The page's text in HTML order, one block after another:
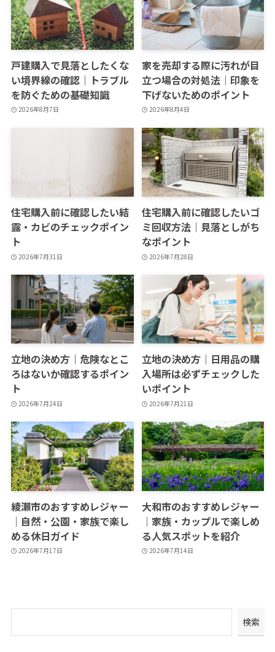
戸建購入で見落としたくな
い境界線の確認｜トラブル
を防ぐための基礎知識
2026年8月7日
家を売却する際に汚れが目
立つ場合の対処法｜印象を
下げないためのポイント
2026年8月4日
住宅購入前に確認したい結
露・カビのチェックポイン
ト
2026年7月31日
住宅購入前に確認したいゴ
ミ回収方法｜見落としがち
なポイント
2026年7月28日
立地の決め方｜危険なとこ
ろはないか確認するポイン
ト
2026年7月24日
立地の決め方｜日用品の購
入場所は必ずチェックした
いポイント
2026年7月21日
綾瀬市のおすすめレジャー
｜自然・公園・家族で楽し
める休日ガイド
2026年7月17日
大和市のおすすめレジャー
｜家族・カップルで楽しめ
る人気スポットを紹介
2026年7月14日
検索